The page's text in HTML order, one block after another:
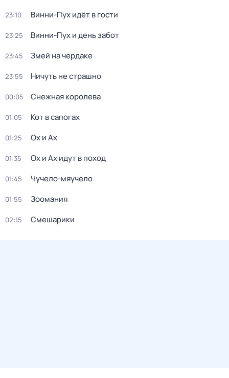
23:10 Винни-Пух идёт в гости
23:25 Винни-Пух и день забот
23:45 Змей на чердаке
23:55 Ничуть не страшно
00:05 Снежная королева
01:05 Кот в сапогах
01:25 Ох и Ах
01:35 Ох и Ах идут в поход
01:45 Чучело-мяучело
01:55 Зоомания
02:15 Смешарики